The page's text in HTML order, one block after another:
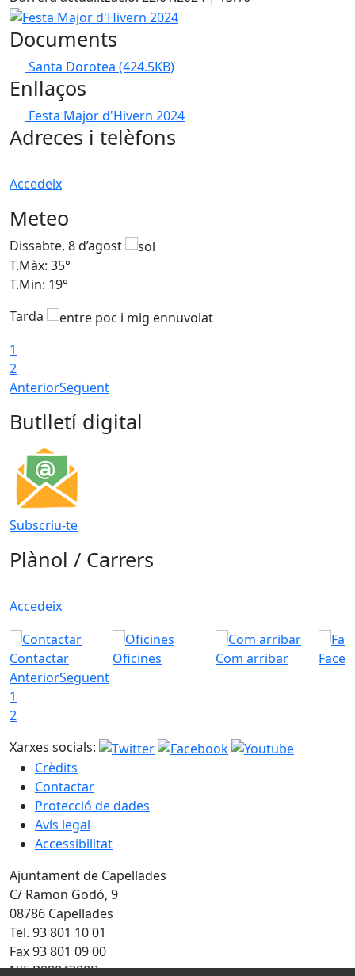
Festa Major d'Hivern 2024
Documents
Santa Dorotea (424.5KB)
Enllaços
Festa Major d'Hivern 2024
Adreces i telèfons
Accedeix
Meteo
Dissabte, 8 d’agost
T.Màx: 35°
T.Min: 19°
Tarda
1
2
AnteriorSegüent
Butlletí digital
Subscriu-te
Plànol / Carrers
Accedeix
Contactar Oficines Com arribar
AnteriorSegüent
1
2
Xarxes socials:
Crèdits
Contactar
Protecció de dades
Avís legal
Accessibilitat
Ajuntament de Capellades
C/ Ramon Godó, 9
08786 Capellades
Tel. 93 801 10 01
Fax 93 801 09 00
NIF P0804300B